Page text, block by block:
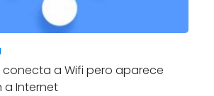
conecta a Wifi pero aparece
a Internet